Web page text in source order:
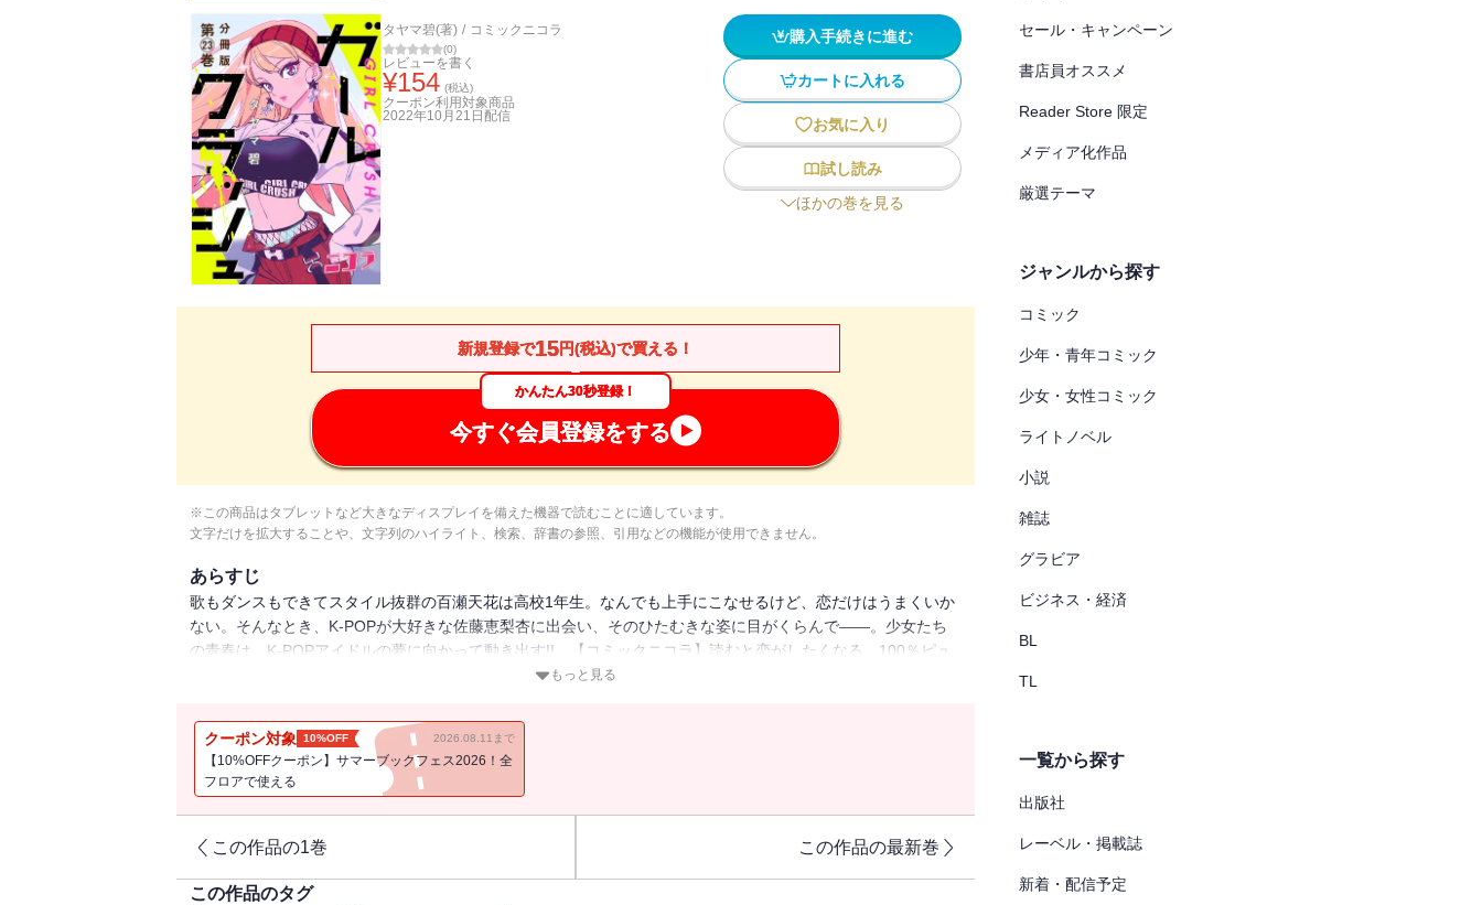
タヤマ碧(著) / コミックニコラ
(0)
レビューを書く
¥154 (税込)
クーポン利用対象商品
2022年10月21日 配信
購入手続きに進む
カートに入れる
お気に入り
試し読み
ほかの巻を見る
新規登録で15円(税込)で買える！
かんたん30秒登録！
今すぐ会員登録をする
※この商品はタブレットなど大きなディスプレイを備えた機器で読むことに適しています。
文字だけを拡大することや、文字列のハイライト、検索、辞書の参照、引用などの機能が使用できません。
あらすじ
歌もダンスもできてスタイル抜群の百瀬天花は高校1年生。なんでも上手にこなせるけど、恋だけはうまくいか
ない。そんなとき、K-POPが大好きな佐藤恵梨杏に出会い、そのひたむきな姿に目がくらんで――。少女たち
の青春は、K-POPアイドルの夢に向かって動き出す!! 【コミックニコラ】読むと恋がしたくなる。100％ピュ
アな胸きゅんラブストーリー♪ ※この分冊版第23巻には「ひとりとグループ」「これまでとこれから」（作品
もっと見る
クーポン対象 10%OFF 2026.08.11まで
【10%OFFクーポン】サマーブックフェス2026！全
フロアで使える
この作品の1巻 この作品の最新巻
この作品のタグ
セール・キャンペーン
書店員オススメ
Reader Store 限定
メディア化作品
厳選テーマ
ジャンルから探す
コミック
少年・青年コミック
少女・女性コミック
ライトノベル
小説
雑誌
グラビア
ビジネス・経済
BL
TL
一覧から探す
出版社
レーベル・掲載誌
新着・配信予定